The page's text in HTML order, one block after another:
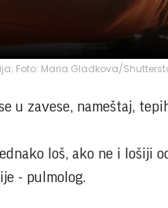
Foto: Maria Gladkova/
u zavese, nameštaj,
loš, ako ne i lošiji
- pulmolog.